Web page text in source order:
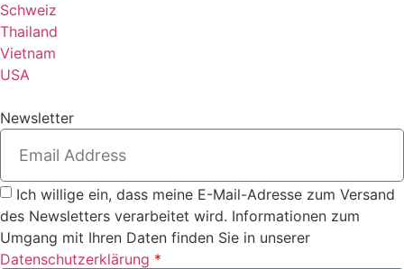
Schweiz
Thailand
Vietnam
USA
Newsletter
Ich willige ein, dass meine E-Mail-Adresse zum Versand
des Newsletters verarbeitet wird. Informationen zum
Umgang mit Ihren Daten finden Sie in unserer
Datenschutzerklärung *